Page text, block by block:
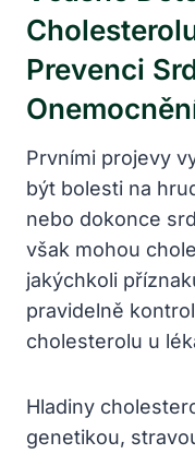
Prevenci
Prvními projevy
být bolesti na
nebo dokonce
však mohou
jakýchkoli
pravidelně
cholesterolu u
Hladiny
genetikou,